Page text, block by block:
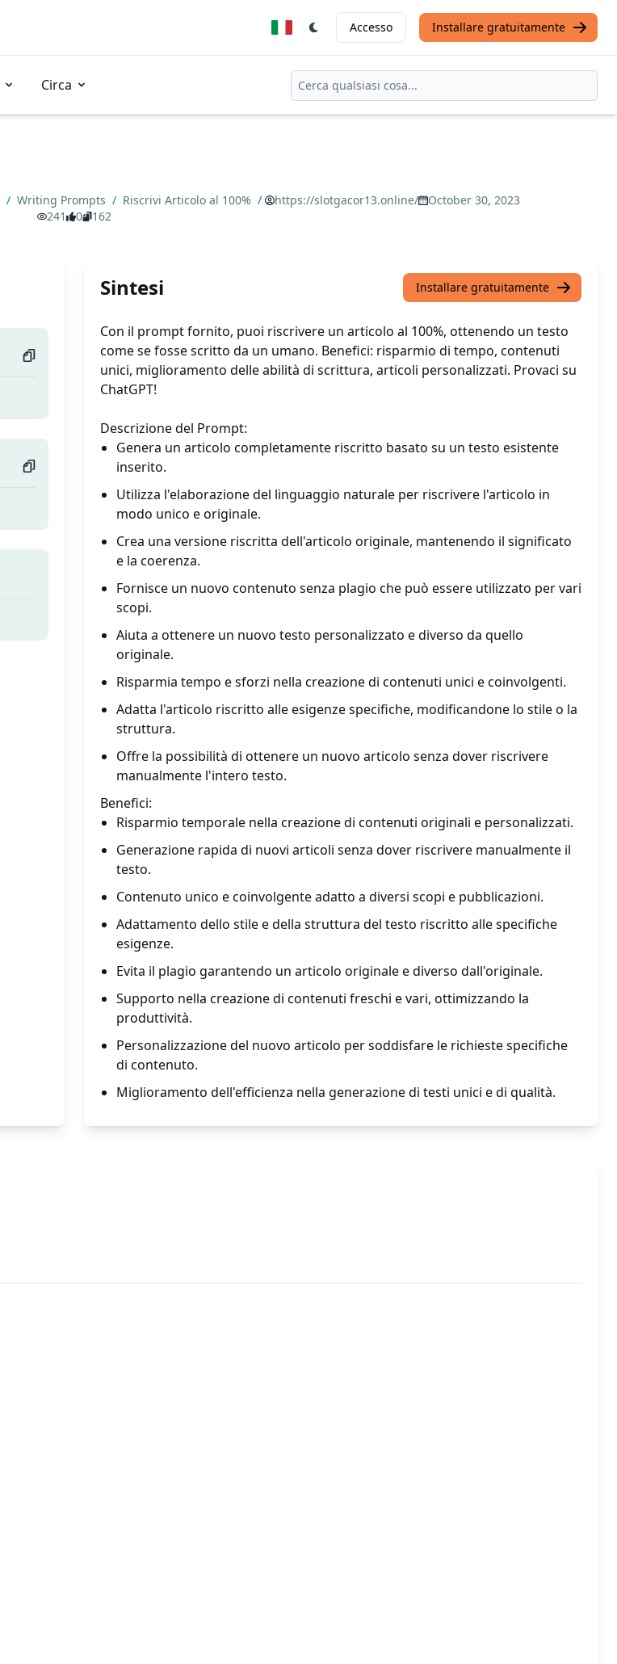
Accesso Installare gratuitamente
Circa
/ Writing Prompts / Riscrivi Articolo al 100% / https://slotgacor13.online/
October 30, 2023
241
0 162
Sintesi Installare gratuitamente
Con il prompt fornito, puoi riscrivere un articolo al 100%, ottenendo un testo
come se fosse scritto da un umano. Benefici: risparmio di tempo, contenuti
unici, miglioramento delle abilità di scrittura, articoli personalizzati. Provaci su
ChatGPT!
Descrizione del Prompt:
Genera un articolo completamente riscritto basato su un testo esistente
inserito.
Utilizza l'elaborazione del linguaggio naturale per riscrivere l'articolo in
modo unico e originale.
Crea una versione riscritta dell'articolo originale, mantenendo il significato
e la coerenza.
Fornisce un nuovo contenuto senza plagio che può essere utilizzato per vari
scopi.
Aiuta a ottenere un nuovo testo personalizzato e diverso da quello
originale.
Risparmia tempo e sforzi nella creazione di contenuti unici e coinvolgenti.
Adatta l'articolo riscritto alle esigenze specifiche, modificandone lo stile o la
struttura.
Offre la possibilità di ottenere un nuovo articolo senza dover riscrivere
manualmente l'intero testo.
Benefici:
Risparmio temporale nella creazione di contenuti originali e personalizzati.
Generazione rapida di nuovi articoli senza dover riscrivere manualmente il
testo.
Contenuto unico e coinvolgente adatto a diversi scopi e pubblicazioni.
Adattamento dello stile e della struttura del testo riscritto alle specifiche
esigenze.
Evita il plagio garantendo un articolo originale e diverso dall'originale.
Supporto nella creazione di contenuti freschi e vari, ottimizzando la
produttività.
Personalizzazione del nuovo articolo per soddisfare le richieste specifiche
di contenuto.
Miglioramento dell'efficienza nella generazione di testi unici e di qualità.